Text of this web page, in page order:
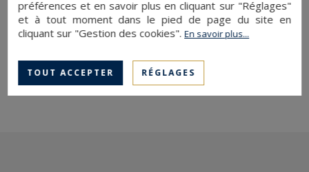
Plus qu’un réseau, Sotheby’s International
l’immobilier : exigeante, internationale et
résolument tournée vers l’excellence.
préférences et en savoir plus en cliquant sur "Réglages"
et à tout moment dans le pied de page du site en
cliquant sur "Gestion des cookies".En savoir plus...
TOUT ACCEPTER RÉGLAGES